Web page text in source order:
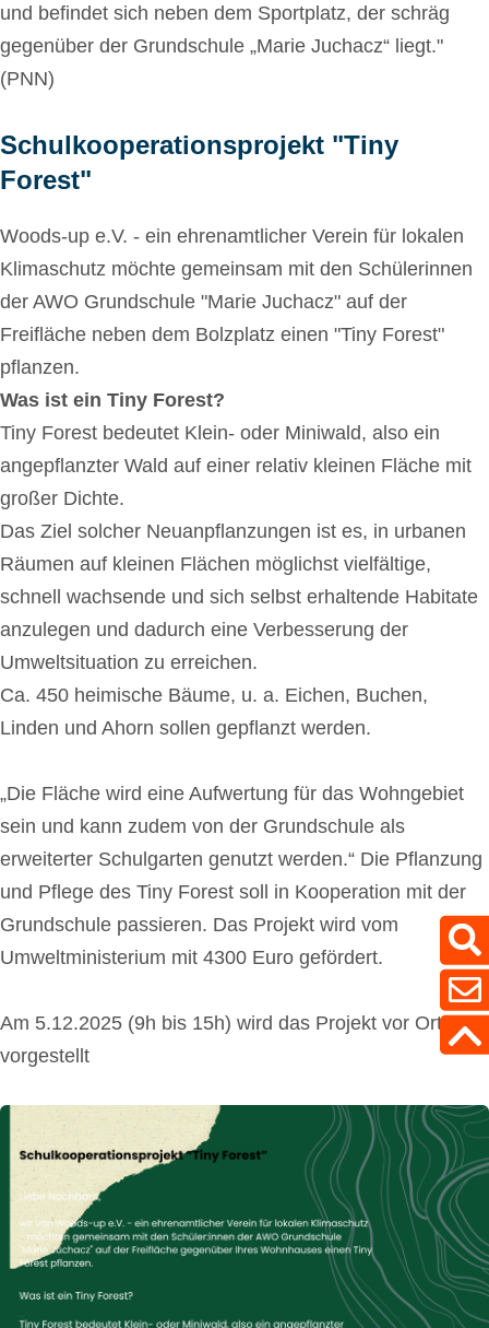
und befindet sich neben dem Sportplatz, der schräg
gegenüber der Grundschule „Marie Juchacz“ liegt."
(PNN)
Schulkooperationsprojekt "Tiny
Forest"
Woods-up e.V. - ein ehrenamtlicher Verein für lokalen
Klimaschutz möchte gemeinsam mit den Schülerinnen
der AWO Grundschule "Marie Juchacz" auf der
Freifläche neben dem Bolzplatz einen "Tiny Forest"
pflanzen.
Was ist ein Tiny Forest?
Tiny Forest bedeutet Klein- oder Miniwald, also ein
angepflanzter Wald auf einer relativ kleinen Fläche mit
großer Dichte.
Das Ziel solcher Neuanpflanzungen ist es, in urbanen
Räumen auf kleinen Flächen möglichst vielfältige,
schnell wachsende und sich selbst erhaltende Habitate
anzulegen und dadurch eine Verbesserung der
Umweltsituation zu erreichen.
Ca. 450 heimische Bäume, u. a. Eichen, Buchen,
Linden und Ahorn sollen gepflanzt werden.
„Die Fläche wird eine Aufwertung für das Wohngebiet
sein und kann zudem von der Grundschule als
erweiterter Schulgarten genutzt werden.“ Die Pflanzung
und Pflege des Tiny Forest soll in Kooperation mit der
Grundschule passieren. Das Projekt wird vom
Umweltministerium mit 4300 Euro gefördert.
Am 5.12.2025 (9h bis 15h) wird das Projekt vor Ort
vorgestellt